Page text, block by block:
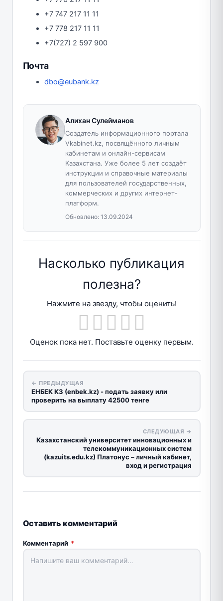
+7 747 217 11 11
+7 778 217 11 11
+7(727) 2 597 900
Почта
dbo@eubank.kz
Алихан Сулейманов
Создатель информационного портала
Vkabinet.kz, посвящённого личным
кабинетам и онлайн-сервисам
Казахстана. Уже более 5 лет создаёт
инструкции и справочные материалы
для пользователей государственных,
коммерческих и других интернет-
платформ.
Обновлено: 13.09.2024
Насколько публикация
полезна?
Нажмите на звезду, чтобы оценить!
Оценок пока нет. Поставьте оценку первым.
← ПРЕДЫДУЩАЯ
ЕНБЕК КЗ (enbek.kz) - подать заявку или
проверить на выплату 42500 тенге
СЛЕДУЮЩАЯ →
Казахстанский университет инновационных и
телекоммуникационных систем
(kazuits.edu.kz) Платонус – личный кабинет,
вход и регистрация
Оставить комментарий
Комментарий *